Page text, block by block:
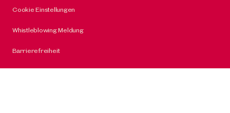
Cookie Einstellungen
Whistleblowing Meldung
Barrierefreiheit